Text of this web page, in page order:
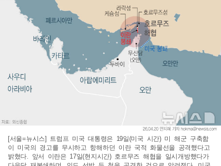
[서울=뉴시스] 트럼프 미국 대통령은 19일(미국 시간) 미 해군 구축함
이 미국의 경고를 무시하고 항해하던 이란 국적 화물선을 공격했다고
밝혔다. 앞서 이란은 17일(현지시간) 호르무즈 해협을 일시개방했다가